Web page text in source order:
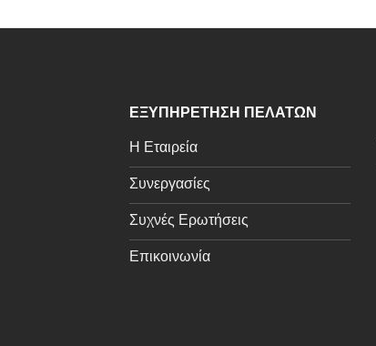
ΕΞΥΠΗΡΕΤΗΣΗ ΠΕΛΑΤΩΝ
Η Εταιρεία
Συνεργασίες
Συχνές Ερωτήσεις
Επικοινωνία